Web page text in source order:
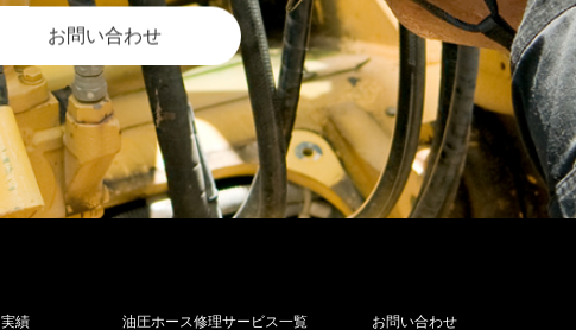
お問い合わせ
績 油圧ホース修理サービス一覧 お問い合わせ